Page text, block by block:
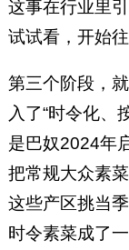
这事在行业里
试试看，开始往
第三个阶段，
入了“时令化、
是巴奴2024年
把常规大众素
这些产区挑当
时令素菜成了